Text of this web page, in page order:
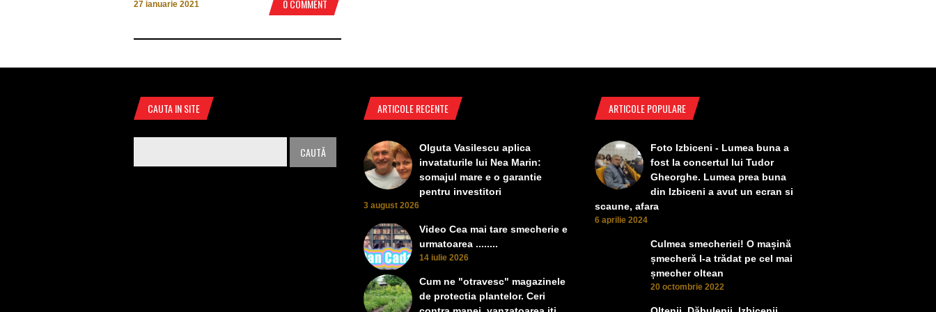
27 ianuarie 2021 0 COMMENT
CAUTA IN SITE ARTICOLE RECENTE
Olguta Vasilescu aplica
invataturile lui Nea Marin:
somajul mare e o garantie
pentru investitori
3 august 2026
Video Cea mai tare smecherie e
urmatoarea ........
14 iulie 2026
Cum ne "otravesc" magazinele
de protectia plantelor. Ceri
ARTICOLE POPULARE
Foto Izbiceni - Lumea buna a
fost la concertul lui Tudor
Gheorghe. Lumea prea buna
din Izbiceni a avut un ecran si
scaune, afara
6 aprilie 2024
Culmea smecheriei! O mașină
șmecheră l-a trădat pe cel mai
șmecher oltean
20 octombrie 2022